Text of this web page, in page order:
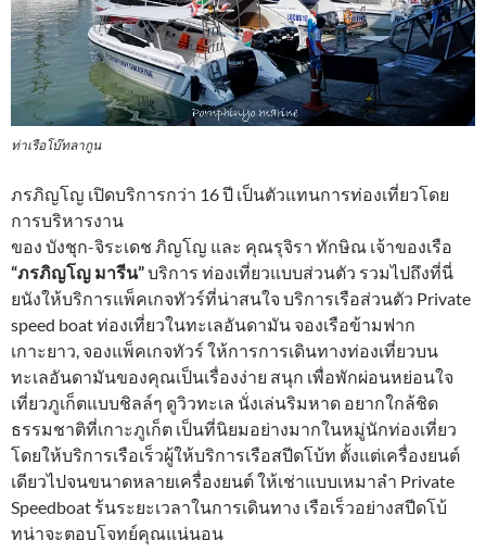
ท่าเรือโบ๊ทลากูน
ภรภิญโญ เปิดบริการกว่า 16 ปี เป็นตัวแทนการท่องเที่ยวโดย
การบริหารงาน
ของ บังชุก-จิระเดช ภิญโญ และ คุณรุจิรา ทักษิณ เจ้าของเรือ
“ภรภิญโญ มารีน”บริการ ท่องเที่ยวแบบส่วนตัว รวมไปถึงที่นี่
ยนังให้บริการแพ็คเกจทัวร์ที่น่าสนใจ บริการเรือส่วนตัว Private
speed boat ท่องเที่ยวในทะเลอันดามัน จองเรือข้ามฟาก
เกาะยาว, จองแพ็คเกจทัวร์ ให้การการเดินทางท่องเที่ยวบน
ทะเลอันดามันของคุณเป็นเรื่องง่าย สนุก เพื่อพักผ่อนหย่อนใจ
เที่ยวภูเก็ตแบบชิลล์ๆ ดูวิวทะเล นั่งเล่นริมหาด อยากใกล้ชิด
ธรรมชาติที่เกาะภูเก็ต เป็นที่นิยมอย่างมากในหมู่นักท่องเที่ยว
โดยให้บริการเรือเร็วผู้ให้บริการเรือสปีดโบ้ท ตั้งแต่เครื่องยนต์
เดียวไปจนขนาดหลายเครื่องยนต์ ให้เช่าแบบเหมาลำ Private
Speedboat ร้นระยะเวลาในการเดินทาง เรือเร็วอย่างสปีดโบ้
ทน่าจะตอบโจทย์คุณแน่นอน